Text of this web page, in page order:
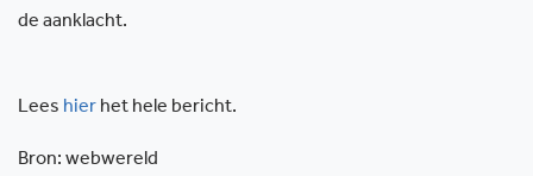
de aanklacht.
Lees hier het hele bericht.
Bron: webwereld